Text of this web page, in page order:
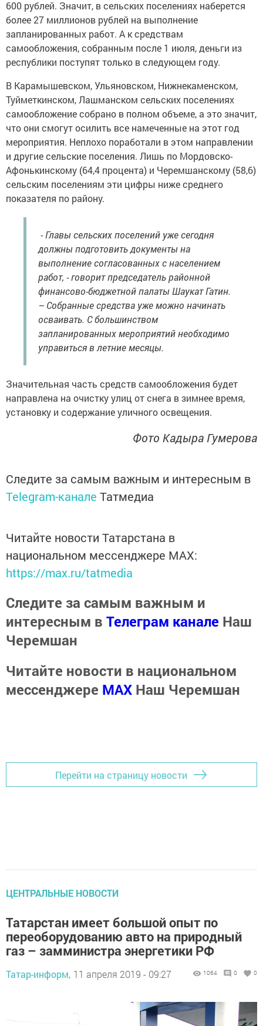
600 рублей. Значит, в сельских поселениях наберется
более 27 миллионов рублей на выполнение
запланированных работ. А к средствам
самообложения, собранным после 1 июля, деньги из
республики поступят только в следующем году.
В Карамышевском, Ульяновском, Нижнекаменском,
Туйметкинском, Лашманском сельских поселениях
самообложение собрано в полном объеме, а это значит,
что они смогут осилить все намеченные на этот год
мероприятия. Неплохо поработали в этом направлении
и другие сельские поселения. Лишь по Мордовско-
Афонькинскому (64,4 процента) и Черемшанскому (58,6)
сельским поселениям эти цифры ниже среднего
показателя по району.
- Главы сельских поселений уже сегодня
должны подготовить документы на
выполнение согласованных с населением
работ, - говорит председатель районной
финансово-бюджетной палаты Шаукат Гатин.
– Собранные средства уже можно начинать
осваивать. С большинством
запланированных мероприятий необходимо
управиться в летние месяцы.
Значительная часть средств самообложения будет
направлена на очистку улиц от снега в зимнее время,
установку и содержание уличного освещения.
Фото Кадыра Гумерова
Следите за самым важным и интересным в
Telegram-канале Татмедиа
Читайте новости Татарстана в
национальном мессенджере MАХ:
https://max.ru/tatmedia
Следите за самым важным и
интересным в Телеграм канале Наш
Черемшан
Читайте новости в национальном
мессенджере MАХ Наш Черемшан
Перейти на страницу новости
ЦЕНТРАЛЬНЫЕ НОВОСТИ
Татарстан имеет большой опыт по
переоборудованию авто на природный
газ – замминистра энергетики РФ
Татар-информ, 11 апреля 2019 - 09:27 1064 0 0